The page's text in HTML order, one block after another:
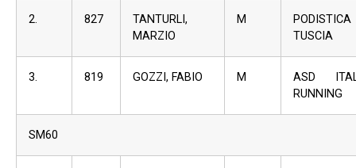
2. 827
TANTURLI,
MARZIO
M
PODISTICA
TUSCIA
3. 819 GOZZI, FABIO M
ASD
RUNNING
SM60